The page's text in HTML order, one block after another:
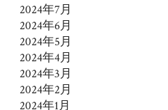
2024年7月
2024年6月
2024年5月
2024年4月
2024年3月
2024年2月
2024年1月